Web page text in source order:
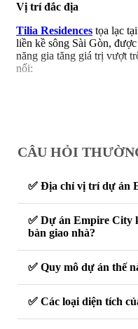
Vị trí đắc địa
Tilia Residences tọa lạc
liền kề sông Sài Gòn,
năng gia tăng giá trị vượt
nối:
phố đi bộ Nguyễn
thông huyết mạch
cảnh trung tâm thành phố,
lung linh tuyệt đẹp.
CÂU HỎI
✅ Địa chỉ vị trí dự án
✅ Dự án Empire City
bàn giao nhà?
✅ Quy mô dự án thế
✅ Các loại diện tích